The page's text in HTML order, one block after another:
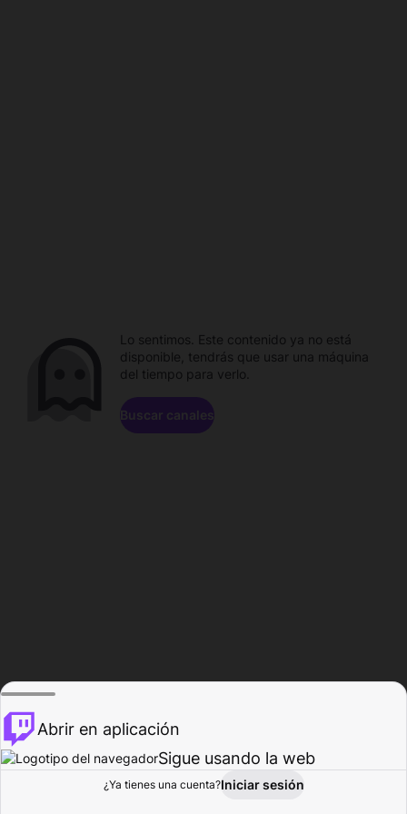
Explorar Actividad
Lo sentimos. Este contenido ya no está
disponible, tendrás que usar una máquina
del tiempo para verlo.
Buscar canales
Abrir en aplicación
Sigue usando la web
¿Ya tienes una cuenta?Iniciar sesión